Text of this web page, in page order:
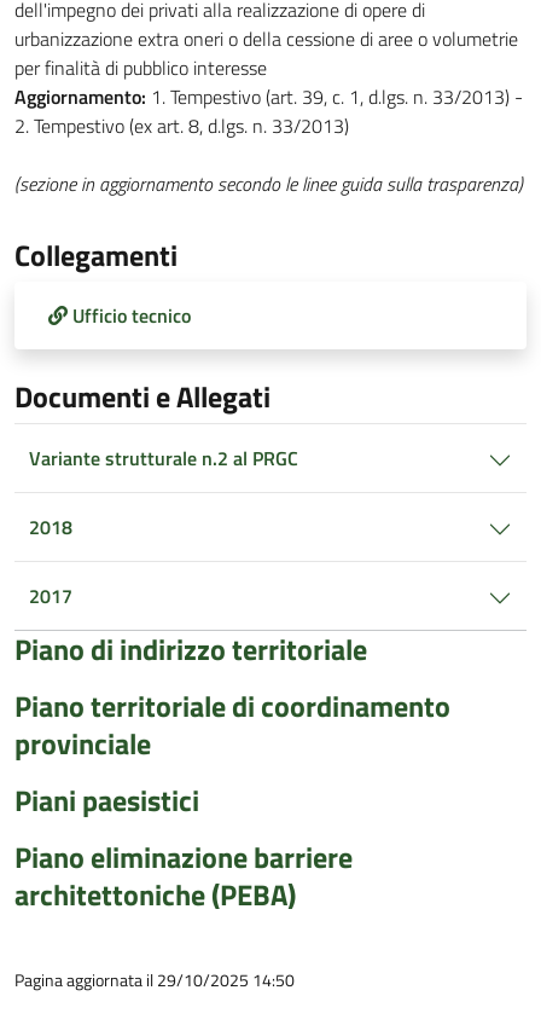
dell'impegno dei privati alla realizzazione di opere di
urbanizzazione extra oneri o della cessione di aree o volumetrie
per finalità di pubblico interesse
Aggiornamento: 1. Tempestivo (art. 39, c. 1, d.lgs. n. 33/2013) -
2. Tempestivo (ex art. 8, d.lgs. n. 33/2013)
(sezione in aggiornamento secondo le linee guida sulla trasparenza)
Collegamenti
Ufficio tecnico
Documenti e Allegati
Variante strutturale n.2 al PRGC
2018
2017
Piano di indirizzo territoriale
Piano territoriale di coordinamento
provinciale
Piani paesistici
Piano eliminazione barriere
architettoniche (PEBA)
Pagina aggiornata il 29/10/2025 14:50